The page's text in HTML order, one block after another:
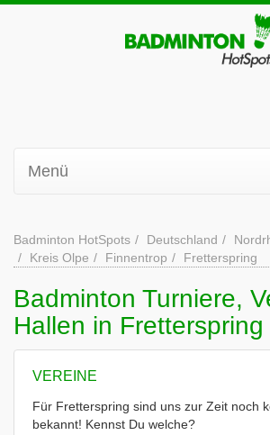
Menü
Badminton HotSpots Deutschland
Kreis Olpe
Finnentrop Fretterspring
Badminton Turniere,
Hallen in Fretterspring
VEREINE
Für Fretterspring sind uns zur Zeit noch
bekannt! Kennst Du welche?